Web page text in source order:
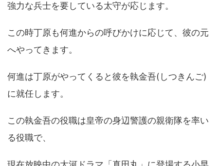
強力な兵士を要している太守が応じます。
この時丁原も何進からの呼びかけに応じて、彼の元
へやってきます。
何進は丁原がやってくると彼を執金吾(しつきんご)
に就任します。
この執金吾の役職は皇帝の身辺警護の親衛隊を率い
る役職で、